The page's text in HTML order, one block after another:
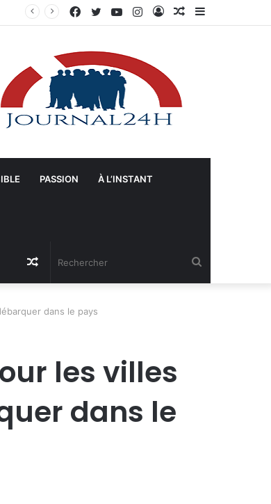
Sidebar
Article
Connexion
Instagram
YouTube
Twitter
Facebook
PASSION À L’INSTANT
Article
dans le pays
les villes
dans le